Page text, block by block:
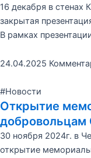
16 декабря в стенах
закрытая
В рамках
24.04.2025
#Новости
Открытие
30 ноября 2024г. в
открытие